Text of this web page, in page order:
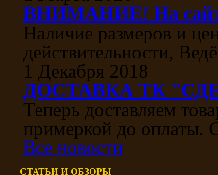
ВНИМАНИЕ! На сайте
Наличие размеров и
действительности,
1 Декабря 2018
ДОСТАВКА ТК
Теперь доставляем
примеркой до оплаты.
Все новости
СТАТЬИ И ОБЗОРЫ